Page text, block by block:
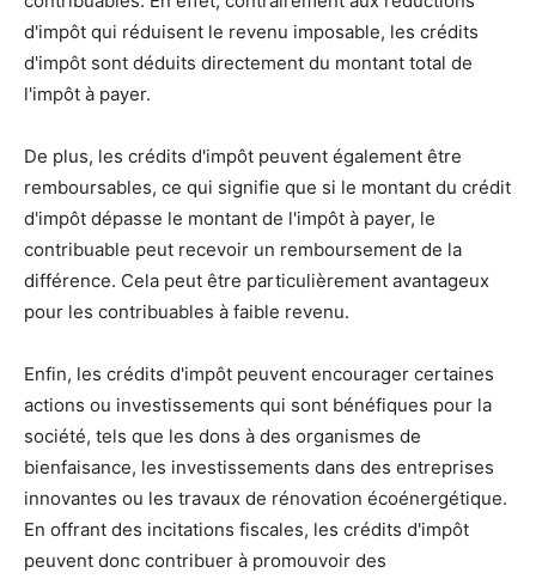
d'impôt qui réduisent le revenu imposable, les crédits
d'impôt sont déduits directement du montant total de
l'impôt à payer.
De plus, les crédits d'impôt peuvent également être
remboursables, ce qui signifie que si le montant du crédit
d'impôt dépasse le montant de l'impôt à payer, le
contribuable peut recevoir un remboursement de la
différence. Cela peut être particulièrement avantageux
pour les contribuables à faible revenu.
Enfin, les crédits d'impôt peuvent encourager certaines
actions ou investissements qui sont bénéfiques pour la
société, tels que les dons à des organismes de
bienfaisance, les investissements dans des entreprises
innovantes ou les travaux de rénovation écoénergétique.
En offrant des incitations fiscales, les crédits d'impôt
peuvent donc contribuer à promouvoir des